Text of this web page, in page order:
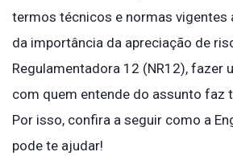
termos técnicos e normas vigentes
da importância da apreciação de
Regulamentadora 12 (NR12), fazer
com quem entende do assunto faz
Por isso, confira a seguir como a
pode te ajudar!